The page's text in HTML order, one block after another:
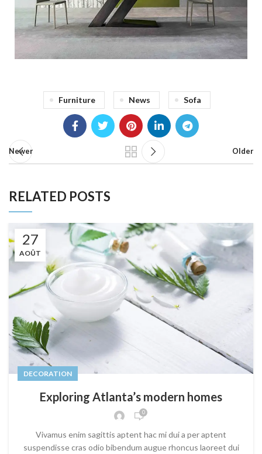
Furniture News Sofa
Newer Older
RELATED POSTS
27
AOÛT
DECORATION
Exploring Atlanta’s modern homes
0
Vivamus enim sagittis aptent hac mi dui a per aptent
suspendisse cras odio bibendum augue rhoncus laoreet dui